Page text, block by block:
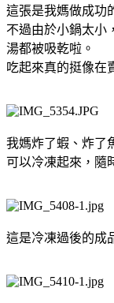
這張是我媽做成功
不過由於小鍋太小，
湯都被吸乾啦。
吃起來真的挺像在
我媽炸了蝦、炸了
可以冷凍起來，隨
這是冷凍過後的成